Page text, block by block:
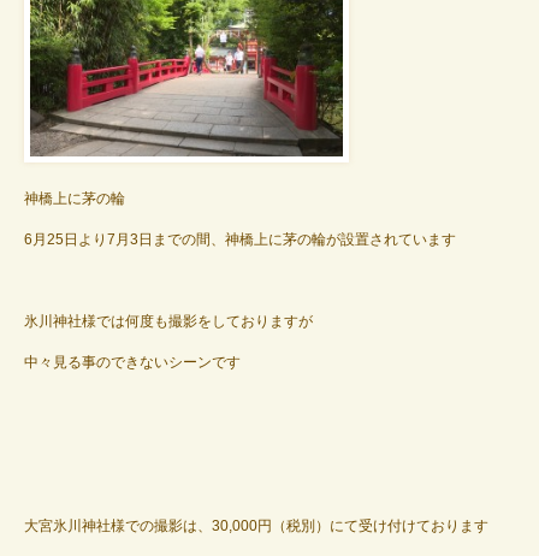
神橋上に茅の輪
6月25日より7月3日までの間、神橋上に茅の輪が設置されています
氷川神社様では何度も撮影をしておりますが
中々見る事のできないシーンです
大宮氷川神社様での撮影は、30,000円（税別）にて受け付けております